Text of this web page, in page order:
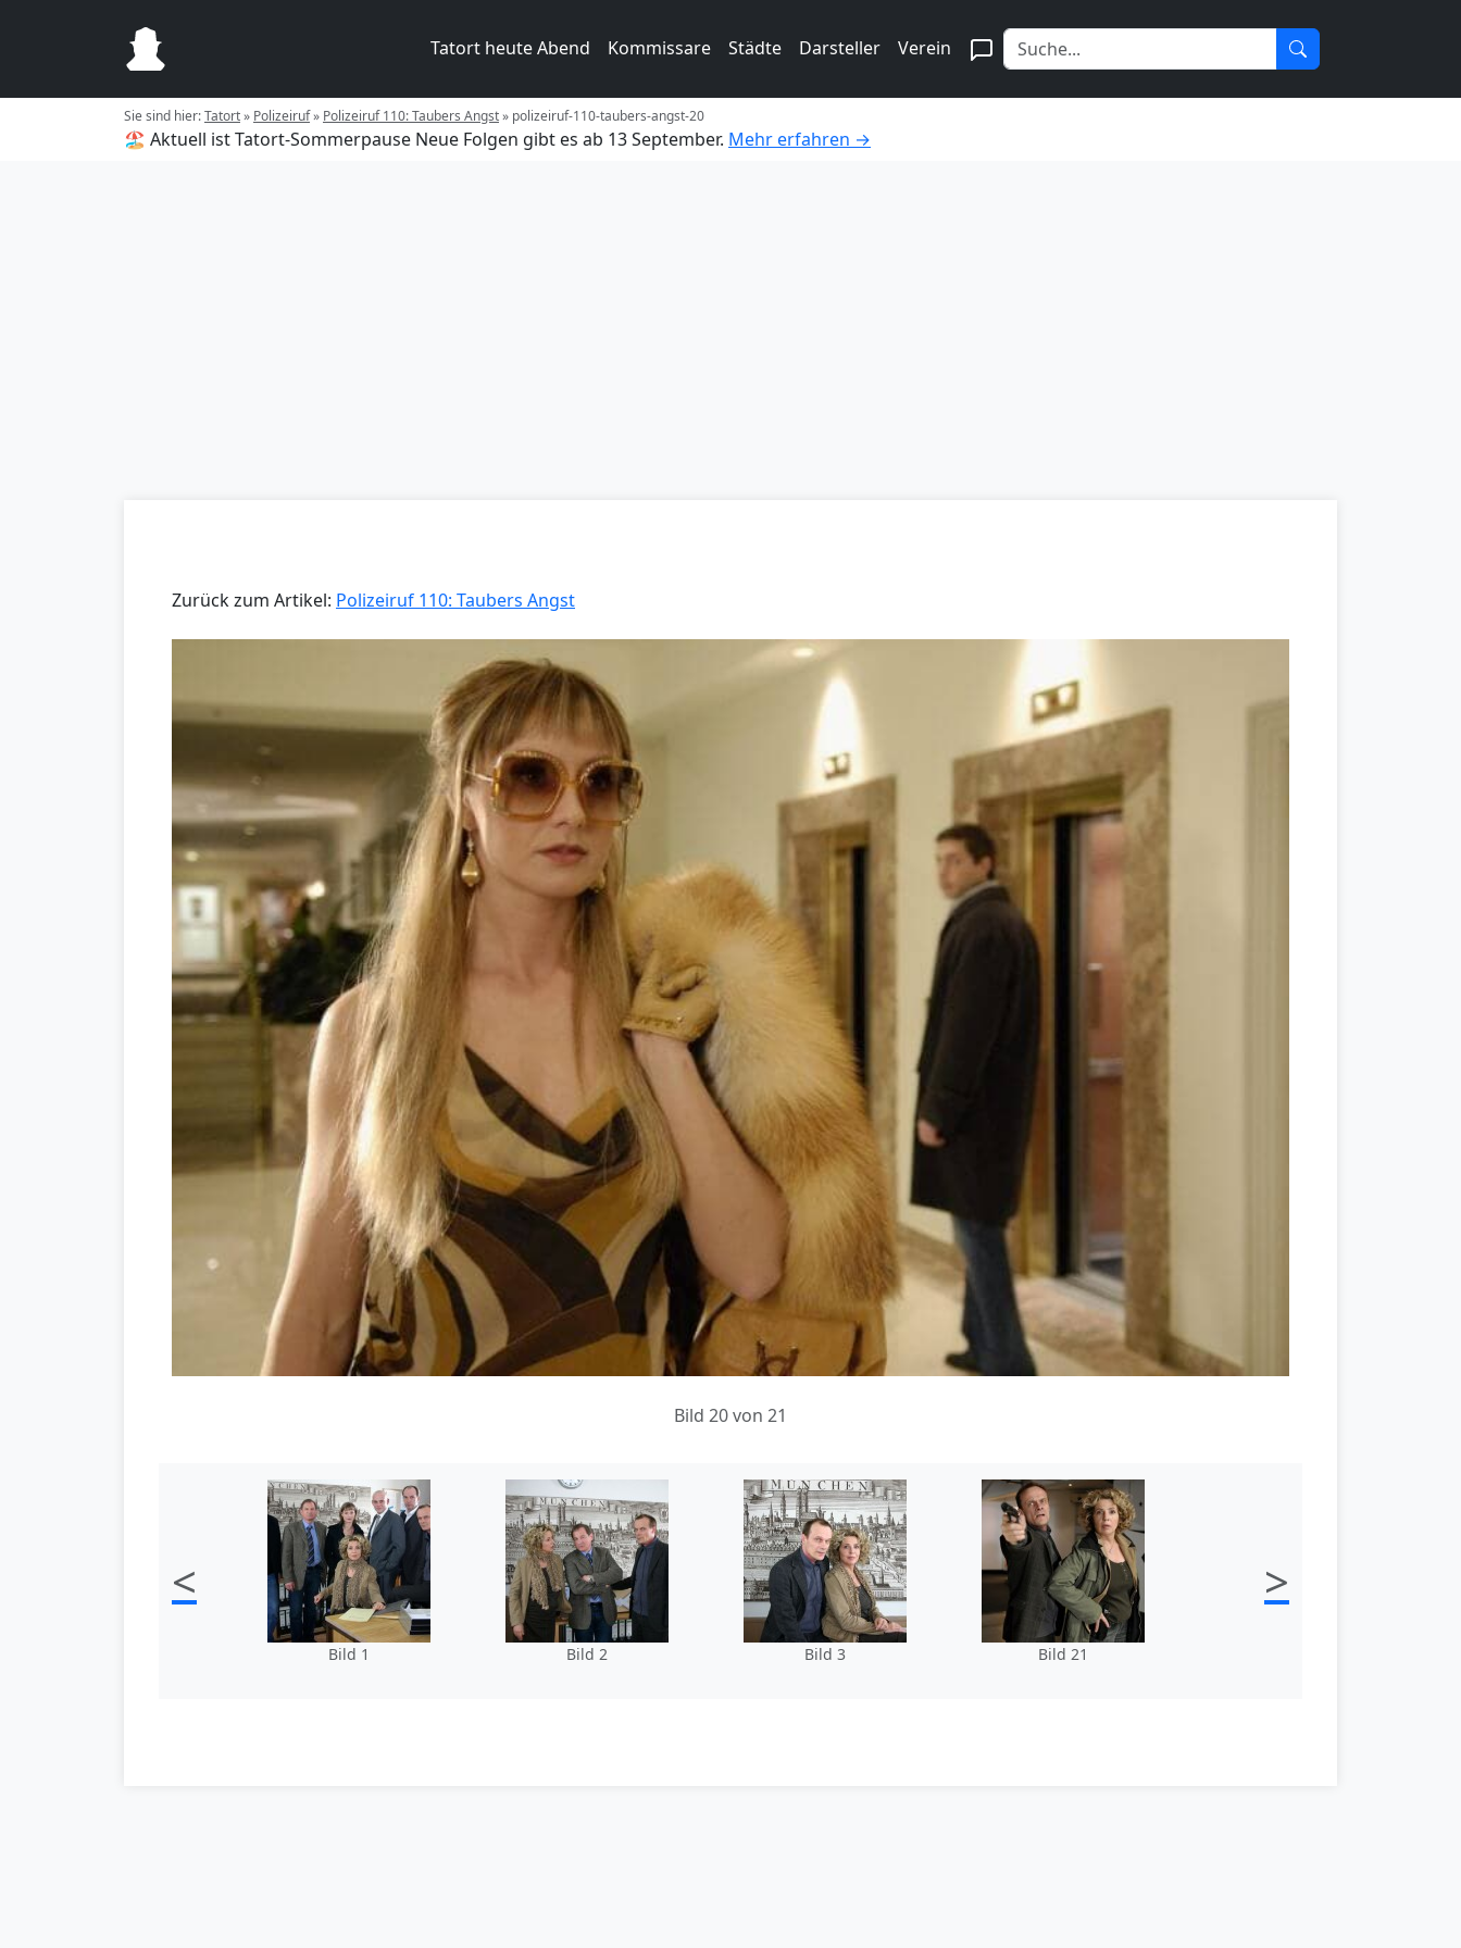
Tatort heute Abend Kommissare Städte Darsteller Verein
Sie sind hier:Tatort» Polizeiruf» Polizeiruf 110: Taubers Angst» polizeiruf-110-taubers-angst-20
🏖️ Aktuell ist Tatort-Sommerpause Neue Folgen gibt es ab 13 September. Mehr erfahren →
Zurück zum Artikel: Polizeiruf 110: Taubers Angst
Bild 20 von 21
<
Bild 1 Bild 2 Bild 3 Bild 21
>